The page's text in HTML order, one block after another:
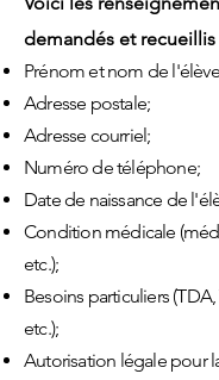
demandés et recueillis
Prénom et nom de
Adresse postale;
Adresse courriel;
Numéro de téléphone;
Date de naissance de
Condition médicale
etc.);
Besoins particuliers
etc.);
Autorisation légale pour